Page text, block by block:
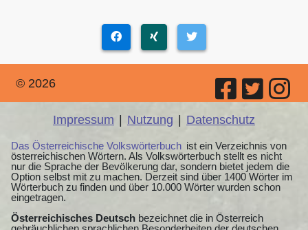
© 2026
Impressum Nutzung Datenschutz
Das Österreichische Volkswörterbuch ist ein Verzeichnis von
österreichischen Wörtern. Als Volkswörterbuch stellt es nicht
nur die Sprache der Bevölkerung dar, sondern bietet jedem die
Option selbst mit zu machen. Derzeit sind über 1400 Wörter im
Wörterbuch zu finden und über 10.000 Wörter wurden schon
eingetragen.
Österreichisches Deutsch bezeichnet die in Österreich